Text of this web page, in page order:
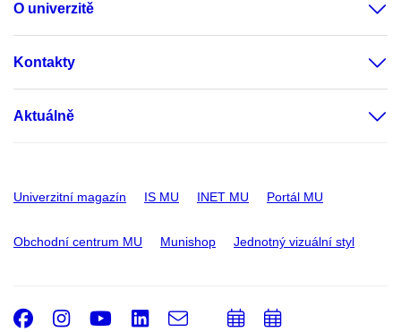
O univerzitě
Kontakty
Aktuálně
Univerzitní magazín IS MU INET MU Portál MU
Obchodní centrum MU Munishop Jednotný vizuální styl
Facebook
Instagram
Youtube
LinkedIn
e-
PřidatPřidat